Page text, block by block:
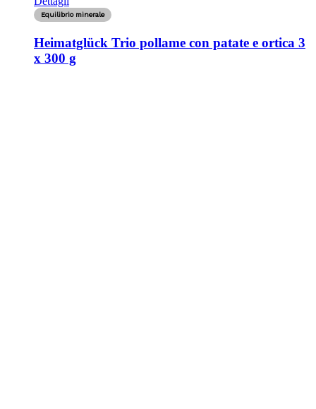
Equilibrio minerale
Heimatglück Trio pollame con patate e ortica 3
x 300 g